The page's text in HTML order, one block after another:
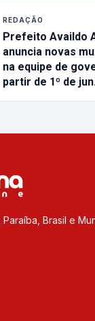
REDAÇÃO
Prefeito Availdo
anuncia novas
na equipe de
partir de 1º de
Brasil e